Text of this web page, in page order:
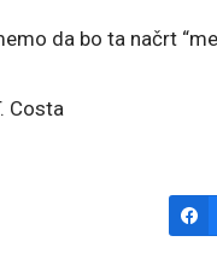
da bo ta načrt
Costa